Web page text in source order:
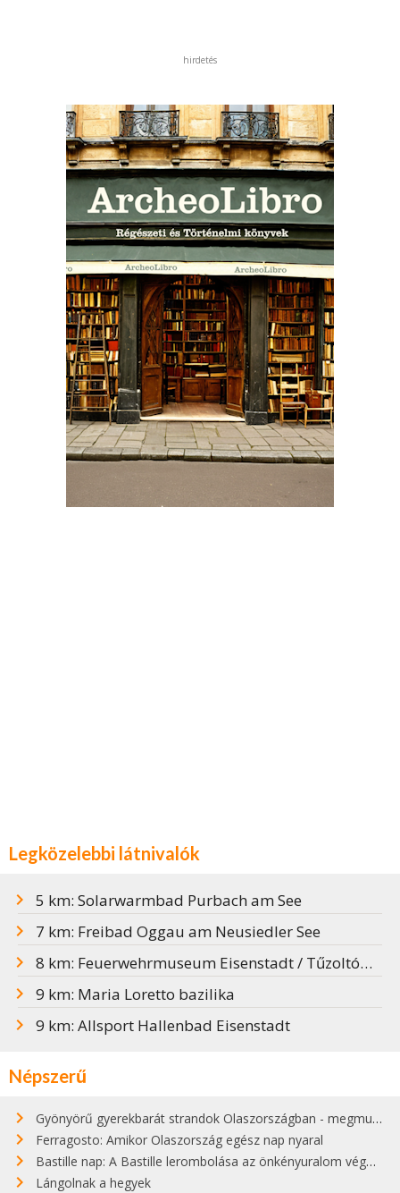
hirdetés
Legközelebbi látnivalók
5 km: Solarwarmbad Purbach am See
7 km: Freibad Oggau am Neusiedler See
8 km: Feuerwehrmuseum Eisenstadt / Tűzoltómúzeum
9 km: Maria Loretto bazilika
9 km: Allsport Hallenbad Eisenstadt
Népszerű
Gyönyörű gyerekbarát strandok Olaszországban - megmutatjuk a 15 legjobbat
Ferragosto: Amikor Olaszország egész nap nyaral
Bastille nap: A Bastille lerombolása az önkényuralom végét jelentette
Lángolnak a hegyek